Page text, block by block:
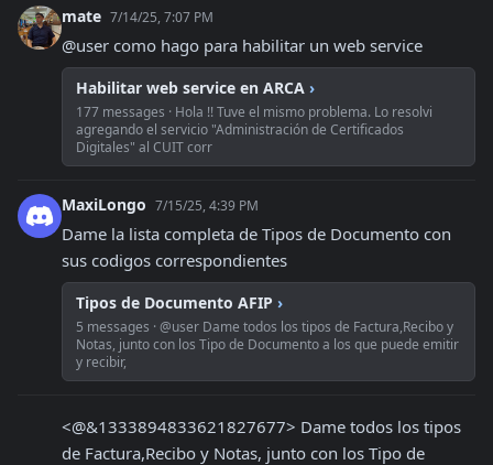
mate 7/14/25, 7:07 PM
@user como hago para habilitar un web service
Habilitar web service en ARCA ›
177 messages · Hola !! Tuve el mismo problema. Lo resolvi
agregando el servicio "Administración de Certificados
Digitales" al CUIT corr
MaxiLongo 7/15/25, 4:39 PM
Dame la lista completa de Tipos de Documento con
sus codigos correspondientes
Tipos de Documento AFIP ›
5 messages · @user Dame todos los tipos de Factura,Recibo y
Notas, junto con los Tipo de Documento a los que puede emitir
y recibir,
<@&1333894833621827677> Dame todos los tipos
de Factura,Recibo y Notas, junto con los Tipo de